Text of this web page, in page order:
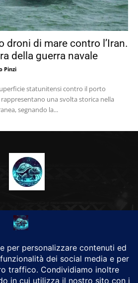
droni di mare contro l’Iran.
della guerra navale
Pinzi
statunitensi contro il porto
una svolta storica nella
segnando la...
CHI SIAMO
Cyberwarfare.
Trizio
Trizio